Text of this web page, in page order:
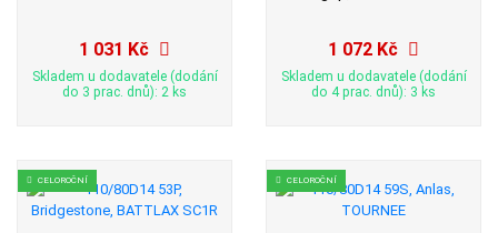
1 031 Kč
Skladem u dodavatele (dodání
do 3 prac. dnů): 2 ks
1 072 Kč
Skladem u dodavatele (dodání
do 4 prac. dnů): 3 ks
CELOROČNÍ CELOROČNÍ